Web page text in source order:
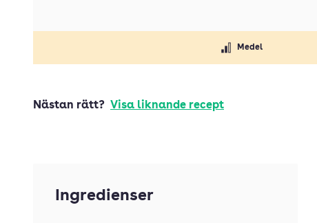
Medel
Nästan rätt? Visa liknande recept
Ingredienser